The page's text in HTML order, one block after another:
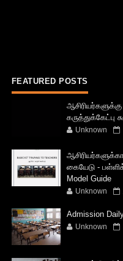
FEATURED POSTS
கருத்துக்கேட்பு
Unknown
கையேடு -
Model Guide
Unknown
Admission
Unknown